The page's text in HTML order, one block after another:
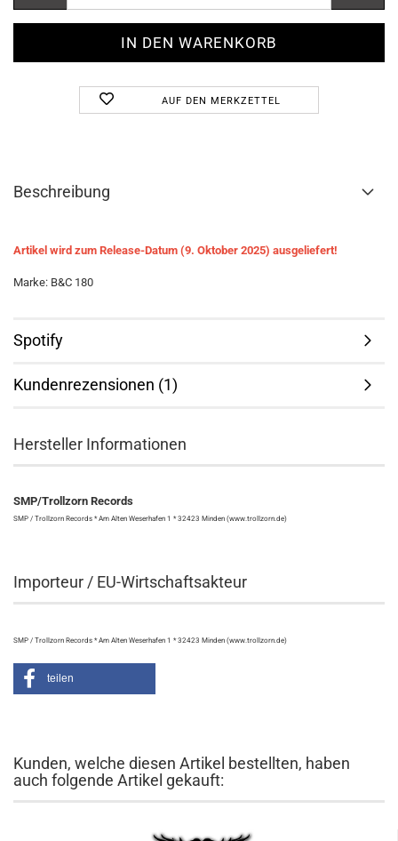
AUF DEN MERKZETTEL
Beschreibung
Artikel wird zum Release-Datum (9. Oktober 2025) ausgeliefert!
Marke: B&C 180
Spotify
Kundenrezensionen (1)
Hersteller Informationen
SMP/Trollzorn Records
SMP / Trollzorn Records * Am Alten Weserhafen 1 * 32423 Minden (www.trollzorn.de)
Importeur / EU-Wirtschaftsakteur
SMP / Trollzorn Records * Am Alten Weserhafen 1 * 32423 Minden (www.trollzorn.de)
teilen
Kunden, welche diesen Artikel bestellten, haben
auch folgende Artikel gekauft: